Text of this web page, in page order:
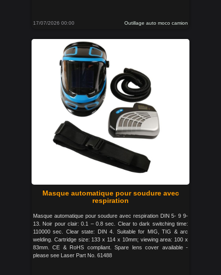
17/07/2026 00:00 Outillage auto moco camion
Masque automatique pour soudure avec
respiration
Masque automatique pour soudure avec respiration DIN 5- 9 9-
13. Noir pour clair: 0.1 – 0.8 sec. Clear to dark switching time:
110000 sec. Clear state: DIN 4. Suitable for MIG, TIG & arc
welding. Cartridge size: 133 x 114 x 10mm; viewing area: 100 x
83mm. CE & RoHS compliant. Spare lens cover available -
please see Laser Part No. 61488